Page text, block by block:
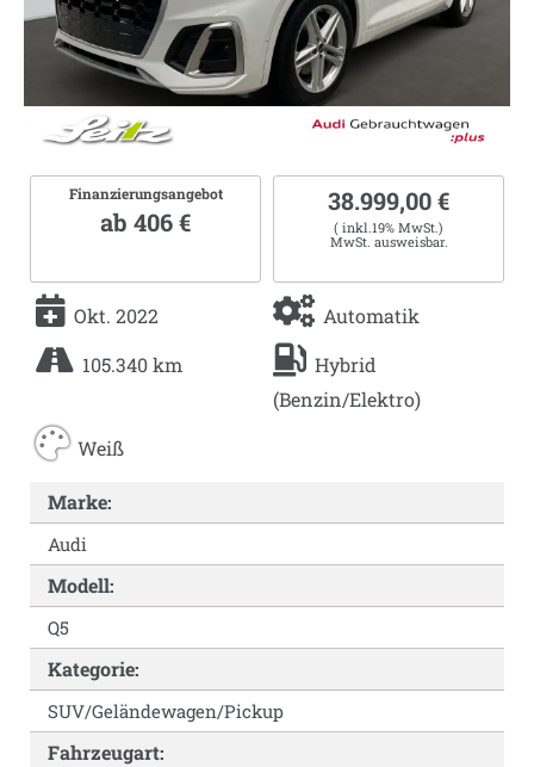
Finanzierungsangebot
ab 406 €
38.999,00 €
( inkl.19% MwSt.)
MwSt. ausweisbar.
Okt. 2022
Automatik
105.340 km
Hybrid
(Benzin/Elektro)
Weiß
Marke:
Audi
Modell:
Q5
Kategorie:
SUV/Geländewagen/Pickup
Fahrzeugart: